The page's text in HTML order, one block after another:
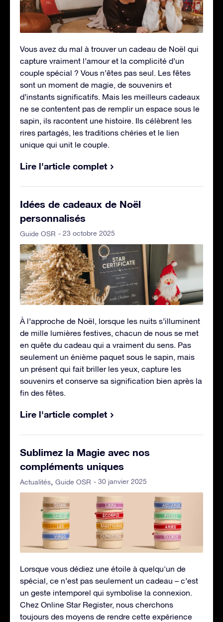
Vous avez du mal à trouver un cadeau de Noël qui
capture vraiment l’amour et la complicité d’un
couple spécial ? Vous n’êtes pas seul. Les fêtes
sont un moment de magie, de souvenirs et
d’instants significatifs. Mais les meilleurs cadeaux
ne se contentent pas de remplir un espace sous le
sapin, ils racontent une histoire. Ils célèbrent les
rires partagés, les traditions chéries et le lien
unique qui unit le couple.
Lire l'article complet
Idées de cadeaux de Noël
personnalisés
Guide OSR - 23 octobre 2025
À l’approche de Noël, lorsque les nuits s’illuminent
de mille lumières festives, chacun de nous se met
en quête du cadeau qui a vraiment du sens. Pas
seulement un énième paquet sous le sapin, mais
un présent qui fait briller les yeux, capture les
souvenirs et conserve sa signification bien après la
fin des fêtes.
Lire l'article complet
Sublimez la Magie avec nos
compléments uniques
Actualités Guide OSR - 30 janvier 2025
Lorsque vous dédiez une étoile à quelqu'un de
spécial, ce n’est pas seulement un cadeau – c’est
un geste intemporel qui symbolise la connexion.
Chez Online Star Register, nous cherchons
toujours des moyens de rendre cette expérience